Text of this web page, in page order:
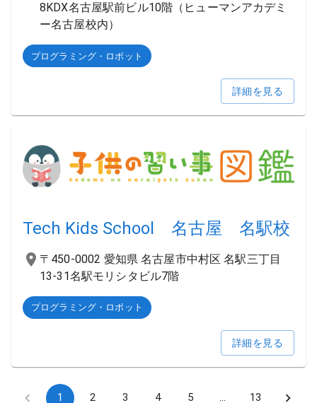
8KDX名古屋駅前ビル10階（ヒューマンアカデミ
ー名古屋校内）
プログラミング・ロボット
詳細を見る
Tech Kids School 名古屋 名駅校
〒450-0002 愛知県 名古屋市中村区 名駅三丁目
13-31名駅モリシタビル7階
プログラミング・ロボット
詳細を見る
1 2 3 4 5 … 13